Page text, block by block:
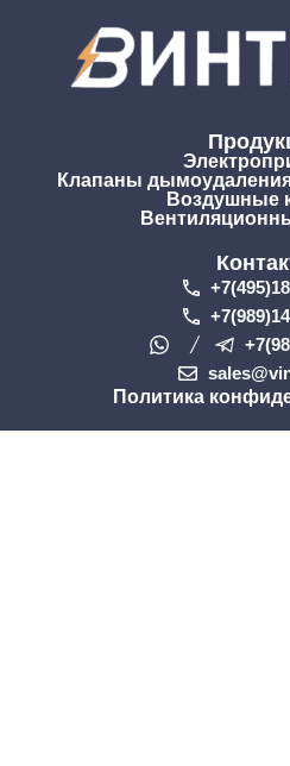
Клапаны
Воздушные
Политика